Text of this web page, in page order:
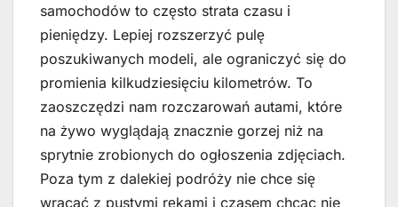
samochodów to często strata czasu i
pieniędzy. Lepiej rozszerzyć pulę
poszukiwanych modeli, ale ograniczyć się do
promienia kilkudziesięciu kilometrów. To
zaoszczędzi nam rozczarowań autami, które
na żywo wyglądają znacznie gorzej niż na
sprytnie zrobionych do ogłoszenia zdjęciach.
Poza tym z dalekiej podróży nie chce się
wracać z pustymi rękami i czasem chcąc nie